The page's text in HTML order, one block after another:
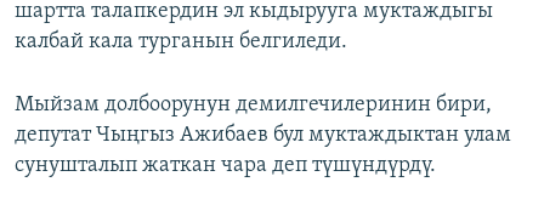
шартта талапкердин эл кыдырууга муктаждыгы
калбай кала турганын белгиледи.
Мыйзам долбоорунун демилгечилеринин бири,
депутат Чыңгыз Ажибаев бул муктаждыктан улам
сунушталып жаткан чара деп түшүндүрдү.